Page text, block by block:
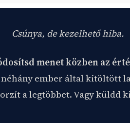
Csúnya, de kezelhető hiba.
menet közben az
ember által kitöltött
a legtöbbet. Vagy küldd